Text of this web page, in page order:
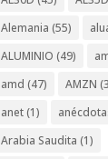
Alemania (55)
ALUMINIO (49)
amd (47) AMZN
anet (1)
Arabia Saudita (1)